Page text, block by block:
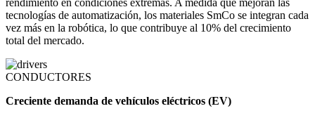
rendimiento en condiciones extremas. A medida que mejoran las
tecnologías de automatización, los materiales SmCo se integran cada
vez más en la robótica, lo que contribuye al 10% del crecimiento
total del mercado.
CONDUCTORES
Creciente demanda de vehículos eléctricos (EV)